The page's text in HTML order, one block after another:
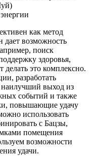
как метод
дает возможность
поиск
здоровья,
делать это комплексно.
разработать
наилучший выход из
событий и также
повышающие удачу
использовать
с Бацзы,
помещения
возможности
удачи.